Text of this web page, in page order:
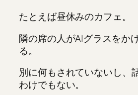
たとえば昼休みのカフェ。
隣の席の人がAIグラスをか
る。
別に何もされていないし、
わけでもない。